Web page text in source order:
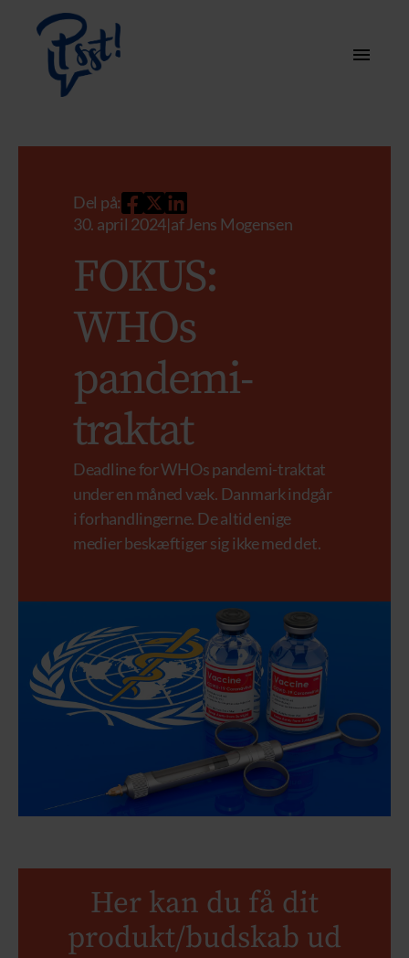
30. april 2024|af Jens Mogensen
Del på:
FOKUS:
WHOs
pandemi-
traktat
Deadline for WHOs pandemi-traktat
under en måned væk. Danmark indgår
i forhandlingerne. De altid enige
medier beskæftiger sig ikke med det.
Her kan du få dit
produkt/budskab ud